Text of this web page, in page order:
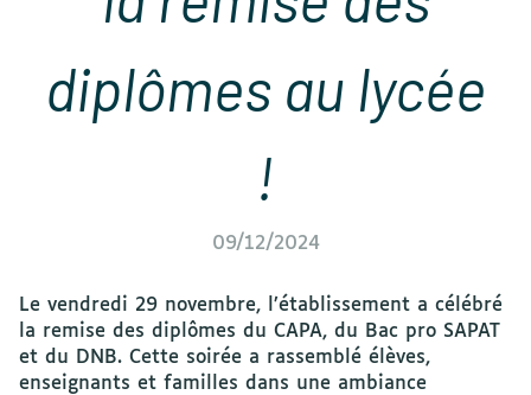
diplômes au lycée
!
09/12/2024
Le vendredi 29 novembre, l’établissement a célébré
la remise des diplômes du CAPA, du Bac pro SAPAT
et du DNB. Cette soirée a rassemblé élèves,
enseignants et familles dans une ambiance